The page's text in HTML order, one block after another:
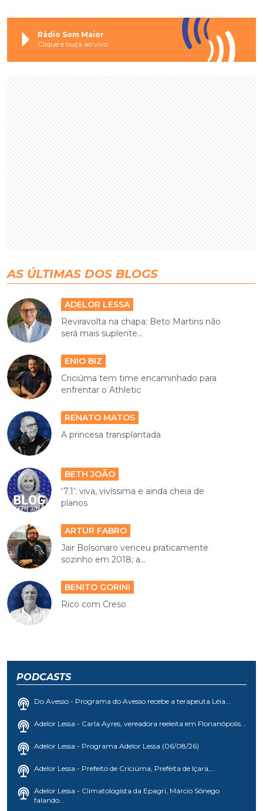
Rádio Som Maior
Clique e ouça ao vivo
AS ÚLTIMAS DOS BLOGS
ADELOR LESSA
Reviravolta na chapa: Beto Martins não
será mais suplente...
ENIO BIZ
Criciúma tem time encaminhado para
enfrentar o Athletic
RENATO MATOS
A princesa transplantada
BETH JOÃO
‘7.1’: viva, vivíssima e ainda cheia de
planos
ARTUR FABRO
Jair Bolsonaro venceu praticamente
sozinho em 2018; a...
BENITO GORINI
Rico com Creso
PODCASTS
Do Avesso - Programa do Avesso recebe a terapeuta Léia...
Adelor Lessa - Carla Ayres, vereadora reeleita em Florianópolis...
Adelor Lessa - Programa Adelor Lessa (06/08/26)
Adelor Lessa - Prefeito de Criciúma, Prefeita de Içara,...
Adelor Lessa - Climatologista da Epagri, Márcio Sônego
falando...